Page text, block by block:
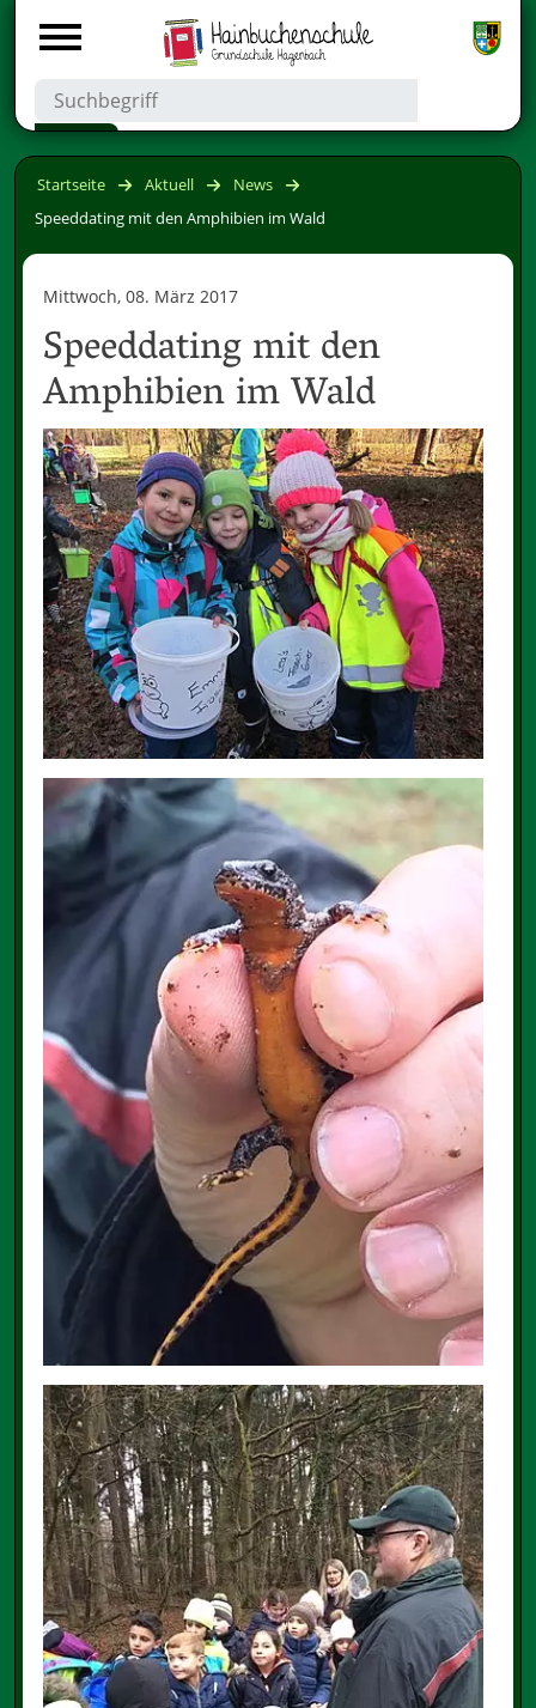
Startseite Aktuell
News
Speeddating mit den Amphibien im Wald
Mittwoch, 08. März 2017
Speeddating mit den
Amphibien im Wald